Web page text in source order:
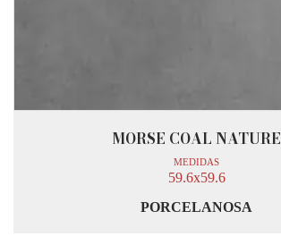
MORSE COAL NATURE
MEDIDAS
59.6x59.6
PORCELANOSA